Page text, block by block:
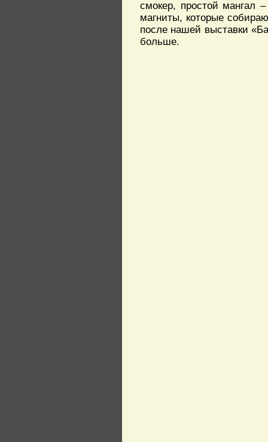
смокер, простой мангал
магниты, которые
после нашей выставки
больше.